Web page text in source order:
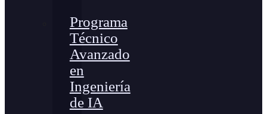
Programa
Técnico
Avanzado
en
Ingeniería
de IA